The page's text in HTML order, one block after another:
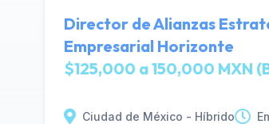
Director de Alianzas
Empresarial Horizonte
$125,000 a 150,000 MXN
Ciudad de México - Híbrido